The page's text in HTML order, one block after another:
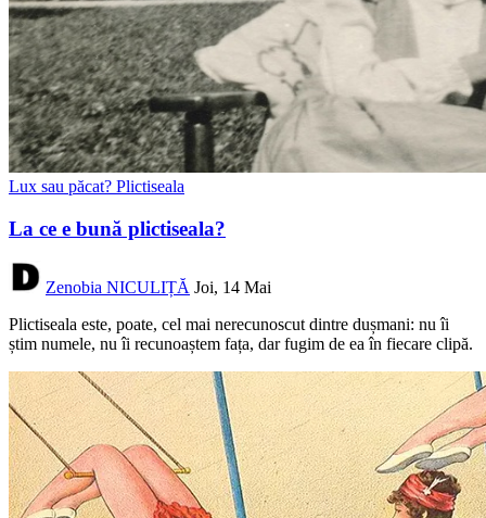
Lux sau păcat? Plictiseala
La ce e bună plictiseala?
Zenobia NICULIȚĂ Joi, 14 Mai
Plictiseala este, poate, cel mai nerecunoscut dintre dușmani: nu îi
știm numele, nu îi recunoaștem fața, dar fugim de ea în fiecare clipă.